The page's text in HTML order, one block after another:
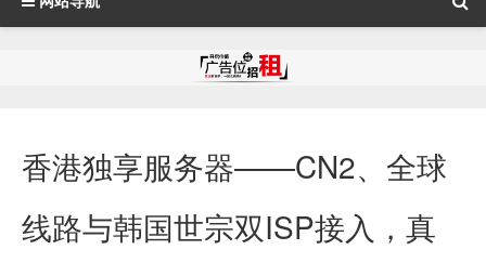
香港独享服务器——CN2、全球
线路与韩国世宗双ISP接入，真